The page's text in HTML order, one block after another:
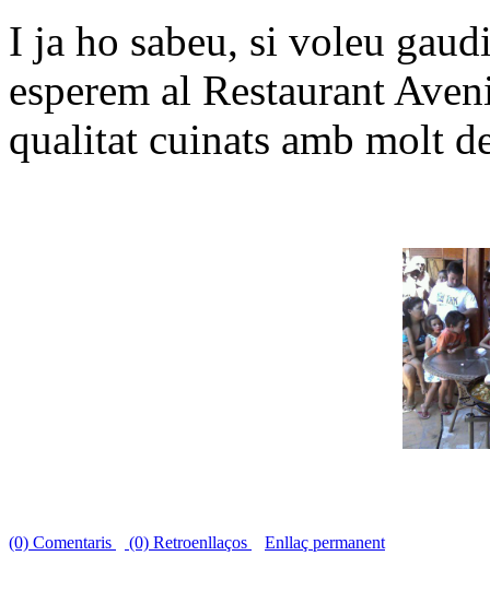
I ja ho sabeu, si voleu
esperem al Restaurant
qualitat cuinats amb molt
(0) Comentaris (0) Retroenllaços Enllaç permanent